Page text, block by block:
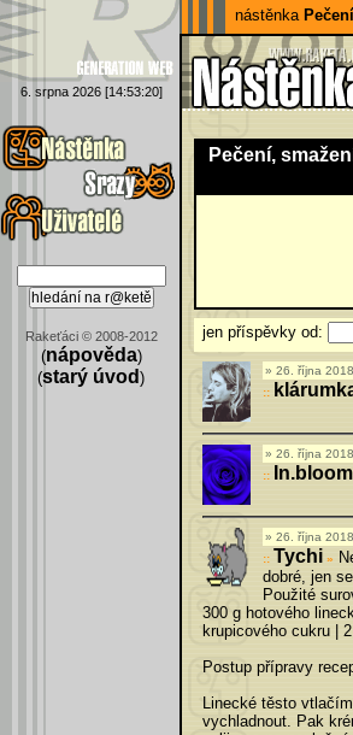
nástěnka
6. srpna 2026 [14:53:20]
Rakeťáci © 2008-2012
(nápověda)
(starý úvod )
Pečení,
jen příspěvky od:
26. října
26. října
In.bloom
26. října
Tychi »
dobré, jen
Použité
300 g hotového
krupicového cukru |
Postup přípravy
Linecké těsto
vychladnout. Pak